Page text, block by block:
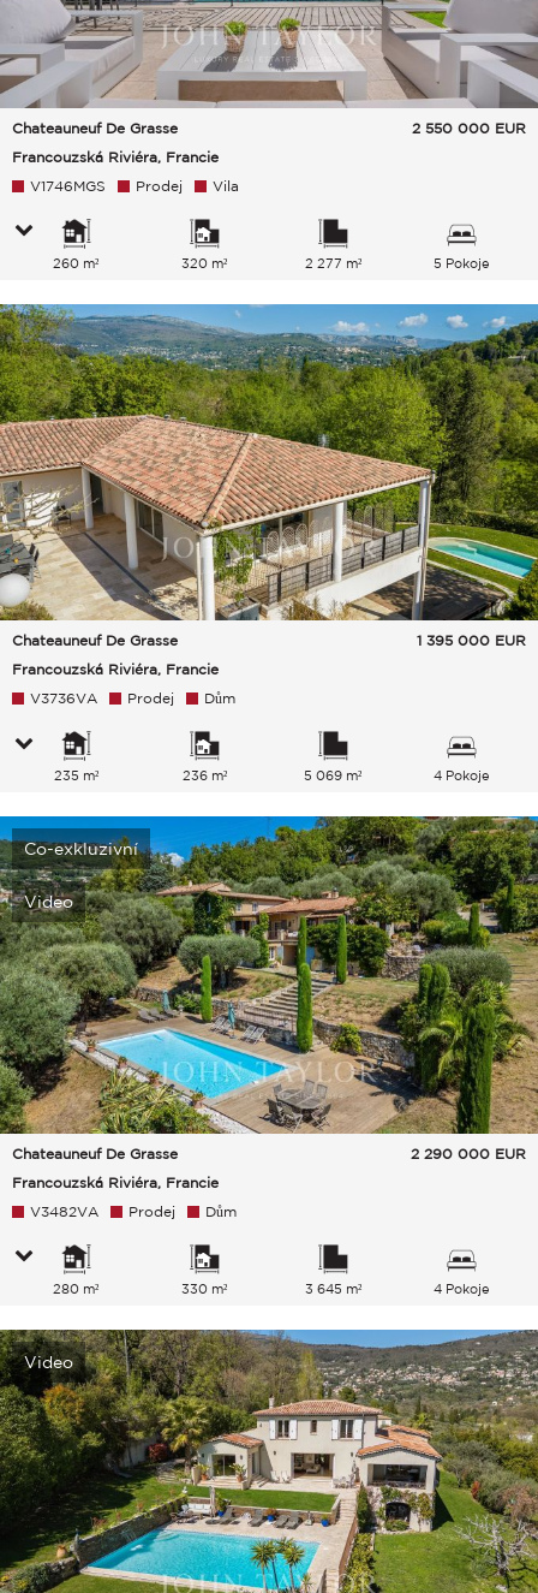
Chateauneuf De Grasse
Francouzská Riviéra, Francie
2 550 000 EUR
V1746MGS Prodej Vila
260 m² 320 m² 2 277 m² 5 Pokoje
Chateauneuf De Grasse
Francouzská Riviéra, Francie
1 395 000 EUR
V3736VA Prodej Dům
235 m² 236 m² 5 069 m² 4 Pokoje
Co-exkluzivní
Video
Chateauneuf De Grasse
Francouzská Riviéra, Francie
2 290 000 EUR
V3482VA Prodej Dům
280 m² 330 m² 3 645 m² 4 Pokoje
Video